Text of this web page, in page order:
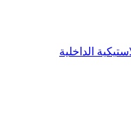
الداخلية